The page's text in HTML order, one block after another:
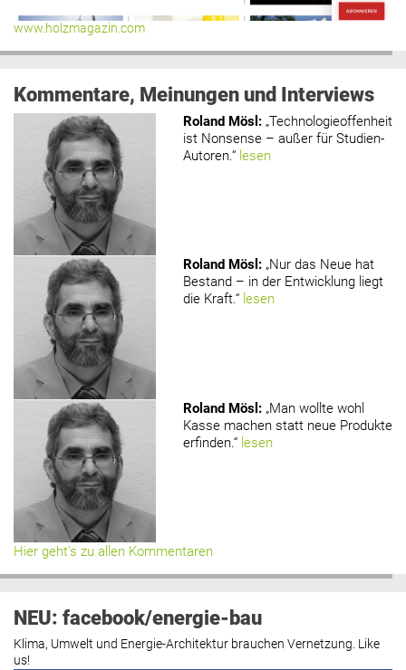
www.holzmagazin.com
Kommentare, Meinungen und Interviews
Roland Mösl : „Technologieoffenheit
ist Nonsense – außer für Studien-
Autoren.“ lesen
Roland Mösl : „Nur das Neue hat
Bestand – in der Entwicklung liegt
die Kraft.“ lesen
Roland Mösl : „Man wollte wohl
Kasse machen statt neue Produkte
erfinden.“ lesen
Hier geht’s zu allen Kommentaren
NEU: facebook/energie-bau
Klima, Umwelt und Energie-Architektur brauchen Vernetzung. Like
us!